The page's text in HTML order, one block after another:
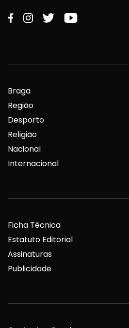
Braga
Região
Desporto
Religião
Nacional
Internacional
Ficha Técnica
Estatuto Editorial
Assinaturas
Publicidade